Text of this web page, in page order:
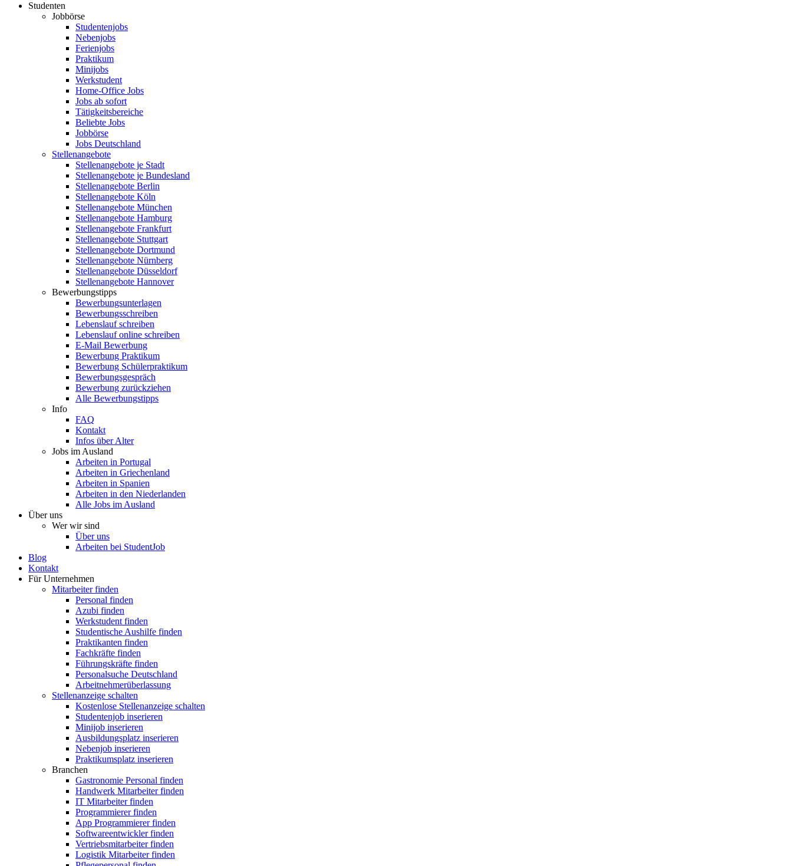
Studenten
Jobbörse
Studentenjobs
Nebenjobs
Ferienjobs
Praktikum
Minijobs
Werkstudent
Home-Office Jobs
Jobs ab sofort
Tätigkeitsbereiche
Beliebte Jobs
Jobbörse
Jobs Deutschland
Stellenangebote
Stellenangebote je Stadt
Stellenangebote je Bundesland
Stellenangebote Berlin
Stellenangebote Köln
Stellenangebote München
Stellenangebote Hamburg
Stellenangebote Frankfurt
Stellenangebote Stuttgart
Stellenangebote Dortmund
Stellenangebote Nürnberg
Stellenangebote Düsseldorf
Stellenangebote Hannover
Bewerbungstipps
Bewerbungsunterlagen
Bewerbungsschreiben
Lebenslauf schreiben
Lebenslauf online schreiben
E-Mail Bewerbung
Bewerbung Praktikum
Bewerbung Schülerpraktikum
Bewerbungsgespräch
Bewerbung zurückziehen
Alle Bewerbungstipps
Info
FAQ
Kontakt
Infos über Alter
Jobs im Ausland
Arbeiten in Portugal
Arbeiten in Griechenland
Arbeiten in Spanien
Arbeiten in den Niederlanden
Alle Jobs im Ausland
Über uns
Wer wir sind
Über uns
Arbeiten bei StudentJob
Blog
Kontakt
Für Unternehmen
Mitarbeiter finden
Personal finden
Azubi finden
Werkstudent finden
Studentische Aushilfe finden
Praktikanten finden
Fachkräfte finden
Führungskräfte finden
Personalsuche Deutschland
Arbeitnehmerüberlassung
Stellenanzeige schalten
Kostenlose Stellenanzeige schalten
Studentenjob inserieren
Minijob inserieren
Ausbildungsplatz inserieren
Nebenjob inserieren
Praktikumsplatz inserieren
Branchen
Gastronomie Personal finden
Handwerk Mitarbeiter finden
IT Mitarbeiter finden
Programmierer finden
App Programmierer finden
Softwareentwickler finden
Vertriebsmitarbeiter finden
Logistik Mitarbeiter finden